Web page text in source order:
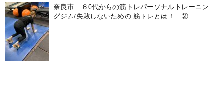
奈良市 ６0代からの筋トレパーソナルトレーニン
グジム/失敗しないための 筋トレとは！ ②